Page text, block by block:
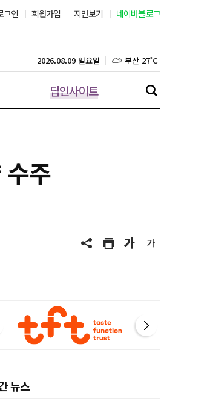
그인 회원가입 지면보기 네이버블로그
딥인사이트
2026.08.09 일요일 대구 25˚C
인천 25˚C
제주 28˚C
주
뉴스